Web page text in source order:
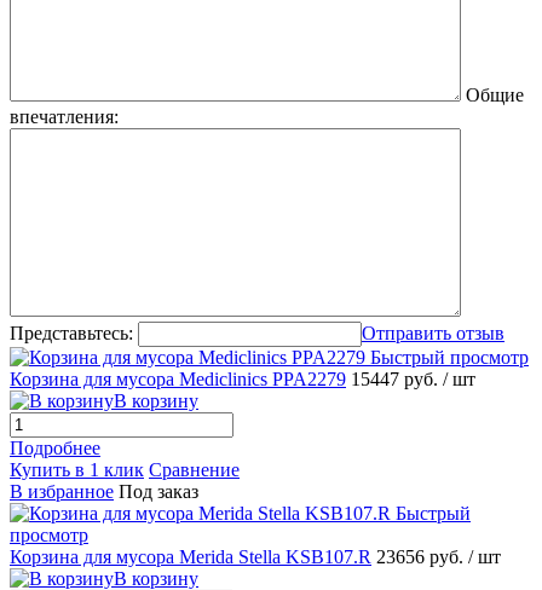
Общие
впечатления:
Представьтесь:
Отправить отзыв
Быстрый просмотр
Корзина для мусора Mediclinics PPA2279 15447 руб. / шт
В корзину
Подробнее
Купить в 1 клик Сравнение
В избранное Под заказ
Быстрый
просмотр
Корзина для мусора Merida Stella KSB107.R 23656 руб. / шт
В корзину